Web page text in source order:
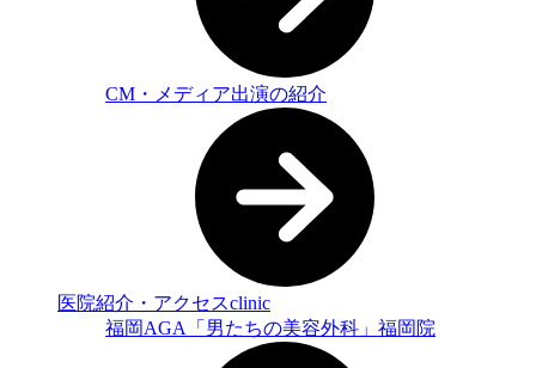
CM・メディア出演の紹介
医院紹介・アクセスclinic
福岡AGA「男たちの美容外科」福岡院